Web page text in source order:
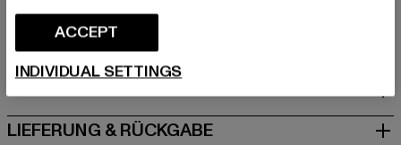
GRÖSSE & PASSFORM
PFLEGEHINWEISE
LIEFERUNG & RÜCKGABE
ACCEPT
INDIVIDUAL SETTINGS